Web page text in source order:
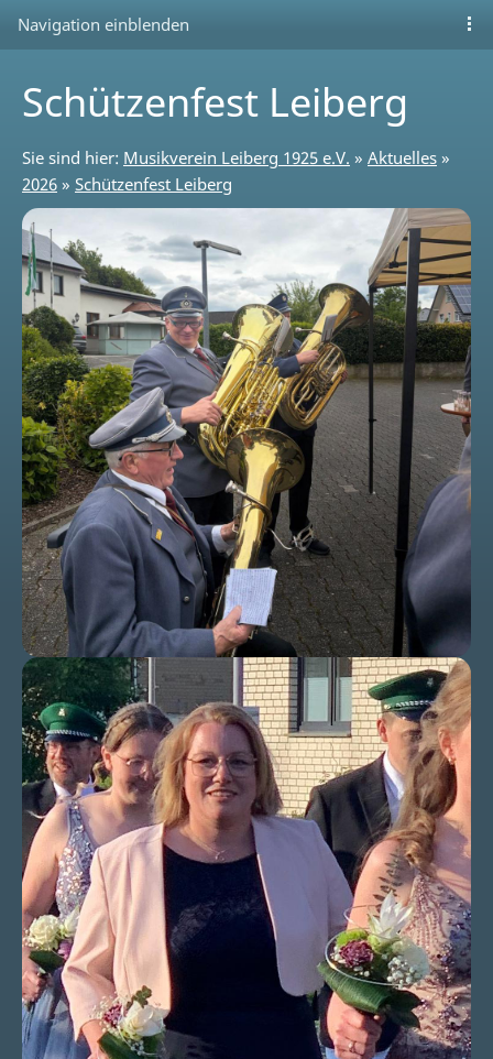
Navigation einblenden
Schützenfest Leiberg
Sie sind hier: Musikverein Leiberg 1925 e.V. » Aktuelles »
2026 » Schützenfest Leiberg